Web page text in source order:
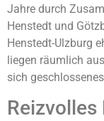
Jahre durch
Henstedt und
Henstedt-Ulzburg
liegen räumlich
sich